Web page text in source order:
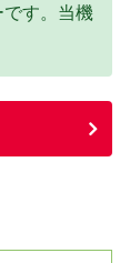
す。当機